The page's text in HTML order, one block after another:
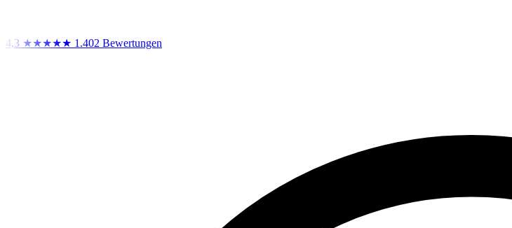
4,3 ★★★★★ 1.402 Bewertungen